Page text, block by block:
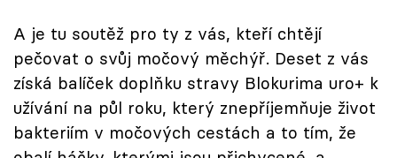
Přihlášení
Sledujte nás
A je tu soutěž pro ty z vás, kteří chtějí
pečovat o svůj močový měchýř. Deset z vás
získá balíček doplňku stravy Blokurima uro+ k
užívání na půl roku, který znepříjemňuje život
bakteriím v močových cestách a to tím, že